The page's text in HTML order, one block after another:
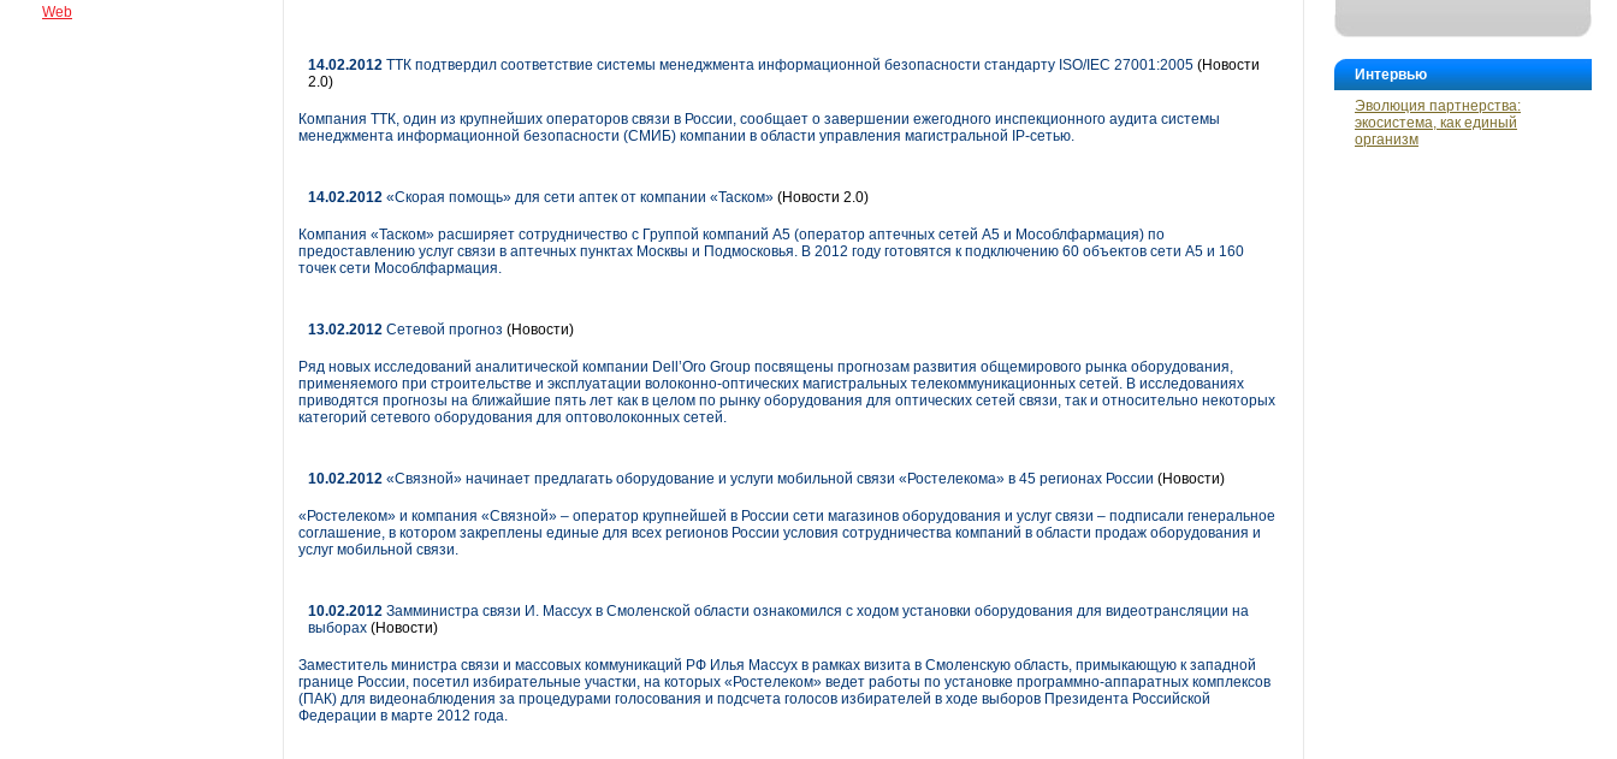
Web
Интервью
Эволюция партнерства:
экосистема, как единый
организм
14.02.2012 ТТК подтвердил соответствие системы менеджмента информационной безопасности стандарту ISO/IEC 27001:2005 (Новости
2.0)
Компания ТТК, один из крупнейших операторов связи в России, сообщает о завершении ежегодного инспекционного аудита системы
менеджмента информационной безопасности (СМИБ) компании в области управления магистральной IP-сетью.
14.02.2012 «Скорая помощь» для сети аптек от компании «Таском» (Новости 2.0)
Компания «Таском» расширяет сотрудничество с Группой компаний А5 (оператор аптечных сетей А5 и Мособлфармация) по
предоставлению услуг связи в аптечных пунктах Москвы и Подмосковья. В 2012 году готовятся к подключению 60 объектов сети А5 и 160
точек сети Мособлфармация.
13.02.2012 Сетевой прогноз (Новости)
Ряд новых исследований аналитической компании Dell’Oro Group посвящены прогнозам развития общемирового рынка оборудования,
применяемого при строительстве и эксплуатации волоконно-оптических магистральных телекоммуникационных сетей. В исследованиях
приводятся прогнозы на ближайшие пять лет как в целом по рынку оборудования для оптических сетей связи, так и относительно некоторых
категорий сетевого оборудования для оптоволоконных сетей.
10.02.2012 «Связной» начинает предлагать оборудование и услуги мобильной связи «Ростелекома» в 45 регионах России (Новости)
«Ростелеком» и компания «Связной» – оператор крупнейшей в России сети магазинов оборудования и услуг связи – подписали генеральное
соглашение, в котором закреплены единые для всех регионов России условия сотрудничества компаний в области продаж оборудования и
услуг мобильной связи.
10.02.2012 Замминистра связи И. Массух в Смоленской области ознакомился с ходом установки оборудования для видеотрансляции на
выборах (Новости)
Заместитель министра связи и массовых коммуникаций РФ Илья Массух в рамках визита в Смоленскую область, примыкающую к западной
границе России, посетил избирательные участки, на которых «Ростелеком» ведет работы по установке программно-аппаратных комплексов
(ПАК) для видеонаблюдения за процедурами голосования и подсчета голосов избирателей в ходе выборов Президента Российской
Федерации в марте 2012 года.